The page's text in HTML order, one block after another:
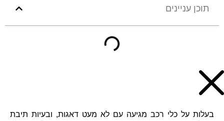
תוכן עניינים
בעלות על כלי רכב מגיעה עם לא מעט דאגות, ובעיות תיבת